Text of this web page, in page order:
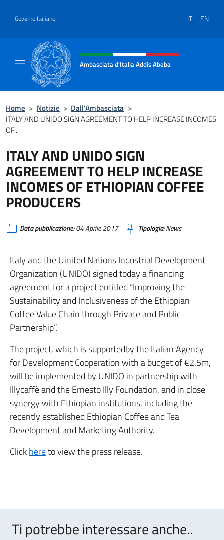
Governo Italiano IT EN
Intestazione sito, social e menù
Ambasciata d'Italia Addis Abeba
Home > Notizie > Dall’Ambasciata >
ITALY AND UNIDO SIGN AGREEMENT TO HELP INCREASE INCOMES
OF...
ITALY AND UNIDO SIGN
AGREEMENT TO HELP INCREASE
INCOMES OF ETHIOPIAN COFFEE
PRODUCERS
Data pubblicazione:04 Aprile 2017 Tipologia:News
Italy and the Uinited Nations Industrial Development
Organization (UNIDO) signed today a financing
agreement for a project entitled “Improving the
Sustainability and Inclusiveness of the Ethiopian
Coffee Value Chain through Private and Public
Partnership”.
The project, which is supportedby the Italian Agency
for Development Cooperation with a budget of €2.5m,
will be implemented by UNIDO in partnership with
Illycaffè and the Ernesto Illy Foundation, and in close
synergy with Ethiopian institutions, including the
recently established Ethiopian Coffee and Tea
Development and Marketing Authority.
Clickhereto view the press release.
Ti potrebbe interessare anche..